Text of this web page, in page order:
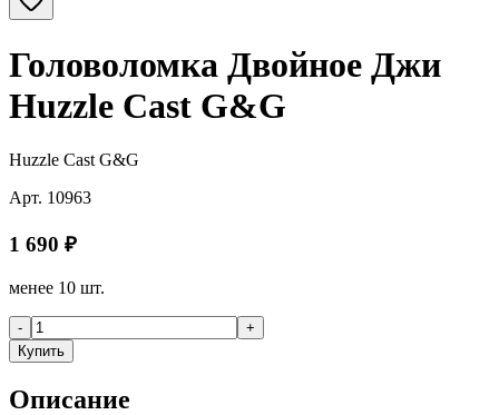
Головоломка Двойное Джи
Huzzle Cast G&G
Huzzle Cast G&G
Арт. 10963
1 690 ₽
менее 10 шт.
-
+
Купить
Описание